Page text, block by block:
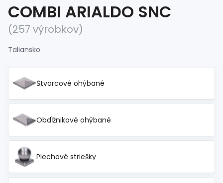
Kované polotovary
Automatizácia
Dom, dielňa,záhrada
Hutníckymateriál
Spojovací
Zľava
COMBI ARIALDO SNC
(257 výrobkov)
Taliansko
Štvorcové ohýbané
Obdĺžnikové ohýbané
Plechové striešky